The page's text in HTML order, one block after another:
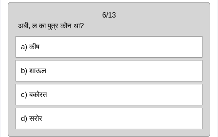
6/13
अबी, ल का पुत्र कौन था?
a) कीष
b) शाऊल
c) बकोरत
d) सरोर